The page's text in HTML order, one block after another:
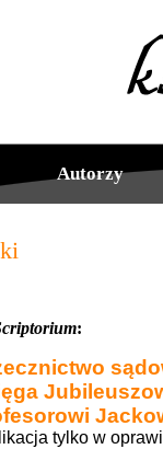
Autorzy
:
tylko w